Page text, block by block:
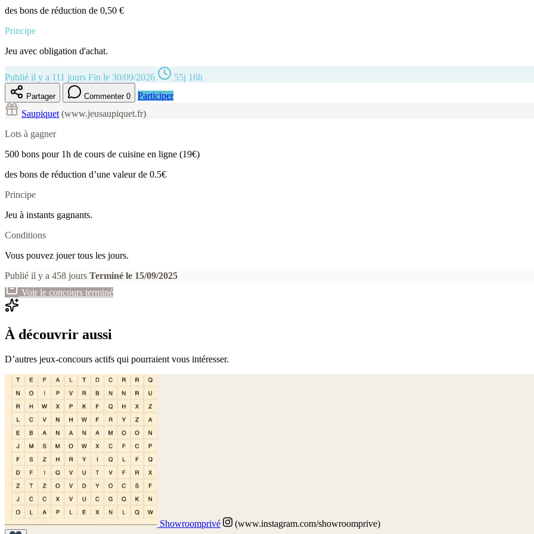
des bons de réduction de 0,50 €
Principe
Jeu avec obligation d'achat.
Publié il y a 111 jours Fin le 30/09/2026 55j 16h
Partager Commenter 0 Participer
Saupiquet (www.jeusaupiquet.fr)
Lots à gagner
500 bons pour 1h de cours de cuisine en ligne (19€)
des bons de réduction d’une valeur de 0.5€
Principe
Jeu à instants gagnants.
Conditions
Vous pouvez jouer tous les jours.
Publié il y a 458 jours Terminé le 15/09/2025
Voir le concours terminé
À découvrir aussi
D’autres jeux-concours actifs qui pourraient vous intéresser.
Showroomprivé (www.instagram.com/showroomprive)